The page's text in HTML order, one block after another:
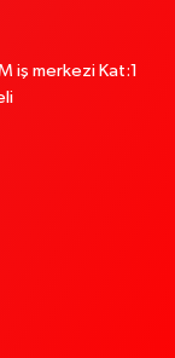
iş merkezi Kat:1